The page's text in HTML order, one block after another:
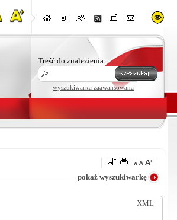
Treść do znalezienia:
wyszukiwarka zaawansowana
pokaż wyszukiwarkę
XML